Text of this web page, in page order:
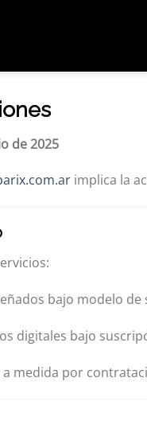
de 2025
implica la
bajo modelo
digitales bajo
medida por